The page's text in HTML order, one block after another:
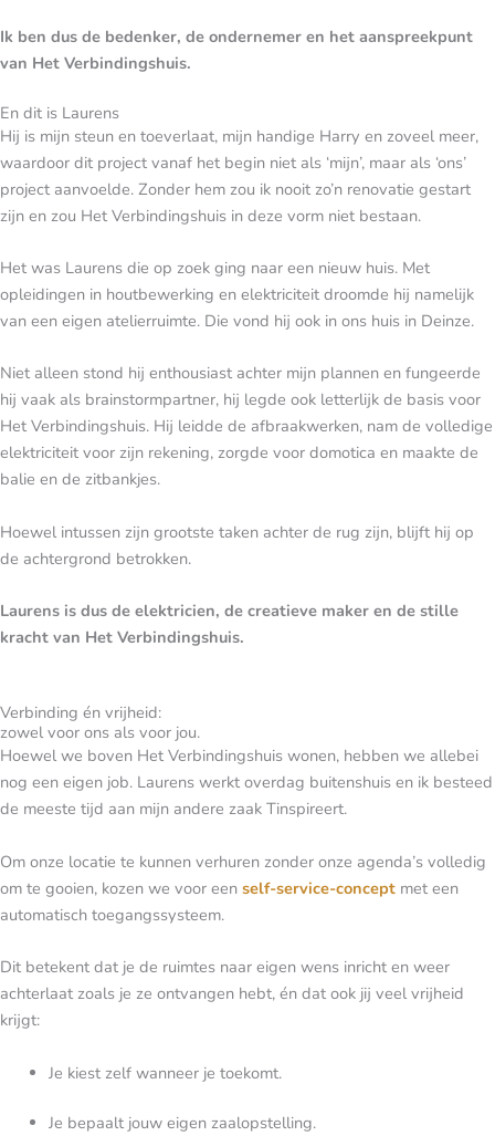
Ik ben dus de bedenker, de ondernemer en het aanspreekpunt
van Het Verbindingshuis.
En dit is Laurens
Hij is mijn steun en toeverlaat, mijn handige Harry en zoveel meer,
waardoor dit project vanaf het begin niet als ‘mijn’, maar als ‘ons’
project aanvoelde. Zonder hem zou ik nooit zo’n renovatie gestart
zijn en zou Het Verbindingshuis in deze vorm niet bestaan.
Het was Laurens die op zoek ging naar een nieuw huis. Met
opleidingen in houtbewerking en elektriciteit droomde hij namelijk
van een eigen atelierruimte. Die vond hij ook in ons huis in Deinze.
Niet alleen stond hij enthousiast achter mijn plannen en fungeerde
hij vaak als brainstormpartner, hij legde ook letterlijk de basis voor
Het Verbindingshuis. Hij leidde de afbraakwerken, nam de volledige
elektriciteit voor zijn rekening, zorgde voor domotica en maakte de
balie en de zitbankjes.
Hoewel intussen zijn grootste taken achter de rug zijn, blijft hij op
de achtergrond betrokken.
Laurens is dus de elektricien, de creatieve maker en de stille
kracht van Het Verbindingshuis.
Verbinding én vrijheid:
zowel voor ons als voor jou.
Hoewel we boven Het Verbindingshuis wonen, hebben we allebei
nog een eigen job. Laurens werkt overdag buitenshuis en ik besteed
de meeste tijd aan mijn andere zaak Tinspireert.
Om onze locatie te kunnen verhuren zonder onze agenda’s volledig
om te gooien, kozen we voor een self-service-concept met een
automatisch toegangssysteem.
Dit betekent dat je de ruimtes naar eigen wens inricht en weer
achterlaat zoals je ze ontvangen hebt, én dat ook jij veel vrijheid
krijgt:
Je kiest zelf wanneer je toekomt.
Je bepaalt jouw eigen zaalopstelling.